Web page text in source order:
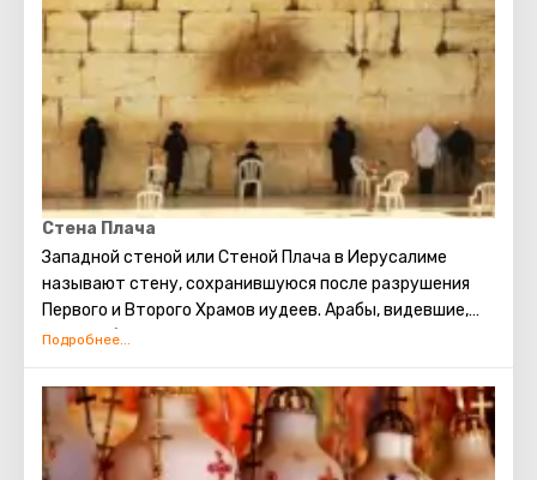
тогда начнётся воскрешение мёртвых. На западном
склоне горы находится иудейское кладбище, где
когда-то был похоронен сын царя Давида- Авессалом,
а сейчас там хоронят видных государственных
деятелей Израиля.
Стена Плача
Западной стеной или Стеной Плача в Иерусалиме
называют стену, сохранившуюся после разрушения
Первого и Второго Храмов иудеев. Арабы, видевшие,
как скорбят евреи о разрушении храма, прозвали это
традиция: стоя у Стены Плача просить о самом
сокровенном. Можно также вложить между камней
Стены записку с заветным желанием, которое
непременно сбудется. Собираясь посетить Стену